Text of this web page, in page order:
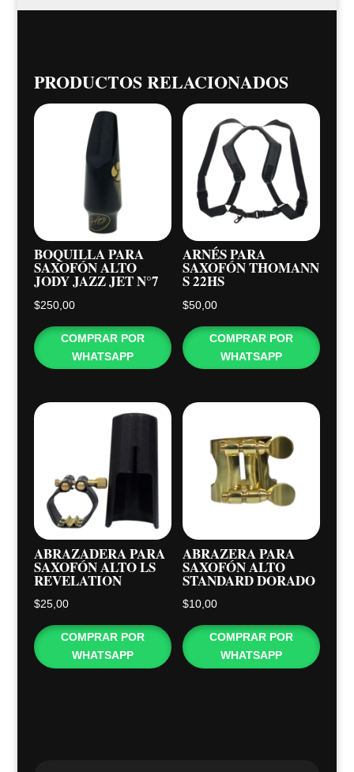
PRODUCTOS RELACIONADOS
BOQUILLA PARA
SAXOFÓN ALTO
JODY JAZZ JET N°7
$250,00
COMPRAR POR
WHATSAPP
ARNÉS PARA
SAXOFÓN THOMANN
S 22HS
$50,00
COMPRAR POR
WHATSAPP
ABRAZADERA PARA
SAXOFÓN ALTO LS
REVELATION
$25,00
COMPRAR POR
WHATSAPP
ABRAZERA PARA
SAXOFÓN ALTO
STANDARD DORADO
$10,00
COMPRAR POR
WHATSAPP